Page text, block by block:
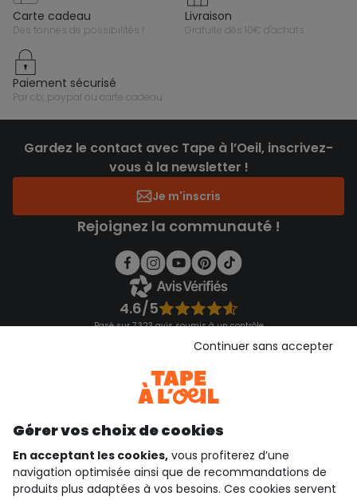
carte cadeau
des tonnes de possibilités !
livraison
gratuite dès 10€ d'achats
paiement sécurisé
par cb, paypal ou carte cadeau
Gardez le contact avec Tape à l’Oeil, inscrivez-
vous à la newsletter !
Je m'inscris
Rejoignez la communauté !
4.6/5
Basé sur 7 323 avis soumis à un contrôle
Consulter les CGU
qui sommes-nous ?
Gérer vos choix de cookies
En acceptant les cookies, vous profiterez d’une
navigation optimisée ainsi que de recommandations de
produits plus adaptées à vos besoins. Ces cookies servent
Continuer sans accepter